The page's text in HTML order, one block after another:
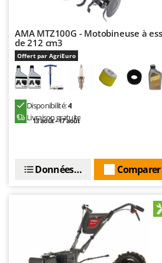
U
Udor
Unger
V
Verdemax
Vesco
Waldner
Wiper EcoRobot
Wolf Garten
Wortex
AMA MTZ100G - Motobineuse à
de 212 cm3
Offert par AgriEuro
Disponibilité:4
Livraison gratuite
13 août - 17 août
Comparer
Données techniques